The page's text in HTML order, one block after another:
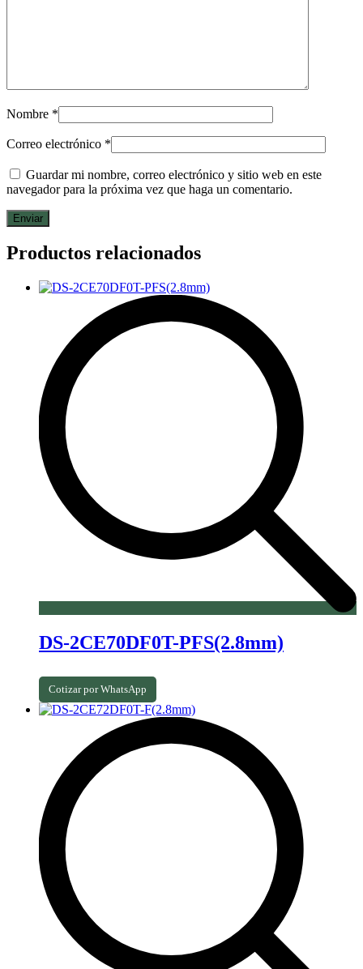
Nombre *
Correo electrónico *
Guardar mi nombre, correo electrónico y sitio web en este
navegador para la próxima vez que haga un comentario.
Productos relacionados
DS-2CE70DF0T-PFS(2.8mm)
Cotizar por WhatsApp